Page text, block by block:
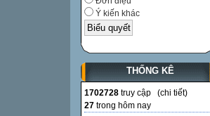
Ý kiến khác
THỐNG KÊ
1702728 truy cập (chi tiết)
27 trong hôm nay